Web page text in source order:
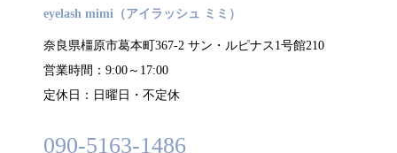
eyelash mimi（アイラッシュ ミミ）
奈良県橿原市葛本町367-2 サン・ルピナス1号館210
営業時間：9:00～17:00
定休日：日曜日・不定休
090-5163-1486